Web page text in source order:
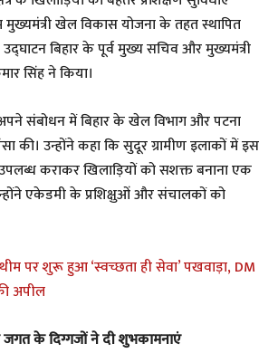
मुख्यमंत्री खेल विकास योजना के तहत स्थापित
बिहार के पूर्व मुख्य सचिव और मुख्यमंत्री
सिंह ने किया।
संबोधन में बिहार के खेल विभाग और पटना
की। उन्होंने कहा कि सुदूर ग्रामीण इलाकों में इस
कराकर खिलाड़ियों को सशक्त बनाना एक
एकेडमी के प्रशिक्षुओं और संचालकों को
पर शुरू हुआ ‘स्वच्छता ही सेवा’ पखवाड़ा, DM
अपील
के दिग्गजों ने दी शुभकामनाएं